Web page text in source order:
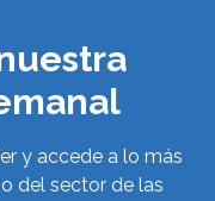
y accede a lo más
del sector de las